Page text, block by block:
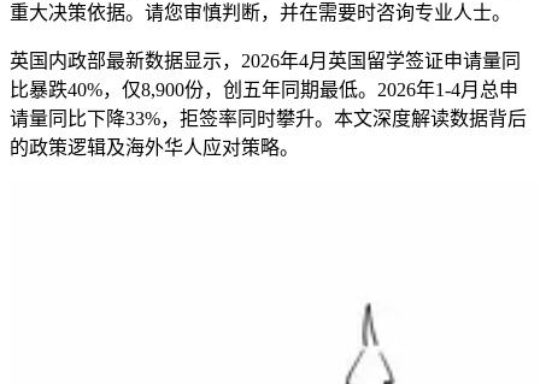
重大决策依据。请您审慎判断，并在需要时咨询专业人士。
英国内政部最新数据显示，2026年4月英国留学签证申请量同
比暴跌40%，仅8,900份，创五年同期最低。2026年1-4月总申
请量同比下降33%，拒签率同时攀升。本文深度解读数据背后
的政策逻辑及海外华人应对策略。